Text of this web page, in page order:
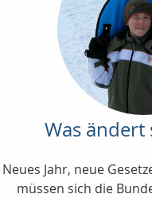
Was ändert
Neues Jahr, neue
müssen sich die